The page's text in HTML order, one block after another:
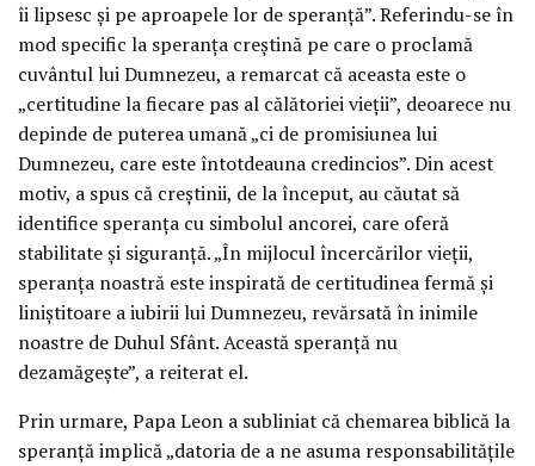
îi lipsesc și pe aproapele lor de speranță”. Referindu-se în
mod specific la speranța creștină pe care o proclamă
cuvântul lui Dumnezeu, a remarcat că aceasta este o
„certitudine la fiecare pas al călătoriei vieții”, deoarece nu
depinde de puterea umană „ci de promisiunea lui
Dumnezeu, care este întotdeauna credincios”. Din acest
motiv, a spus că creștinii, de la început, au căutat să
identifice speranța cu simbolul ancorei, care oferă
stabilitate și siguranță. „În mijlocul încercărilor vieții,
speranța noastră este inspirată de certitudinea fermă și
liniștitoare a iubirii lui Dumnezeu, revărsată în inimile
noastre de Duhul Sfânt. Această speranță nu
dezamăgește”, a reiterat el.
Prin urmare, Papa Leon a subliniat că chemarea biblică la
speranță implică „datoria de a ne asuma responsabilitățile